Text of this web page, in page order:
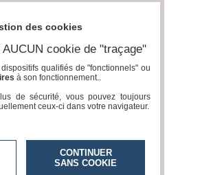
des cookies
cookie de "traçage"
qualifiés de "fonctionnels" ou
à son fonctionnement..
de sécurité, vous pouvez toujours
ceux-ci dans votre navigateur.
CONTINUER
SANS COOKIE